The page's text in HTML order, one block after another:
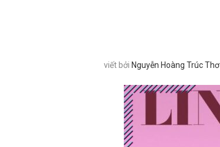
viết bởi Nguyễn Hoàng Trúc Thơ